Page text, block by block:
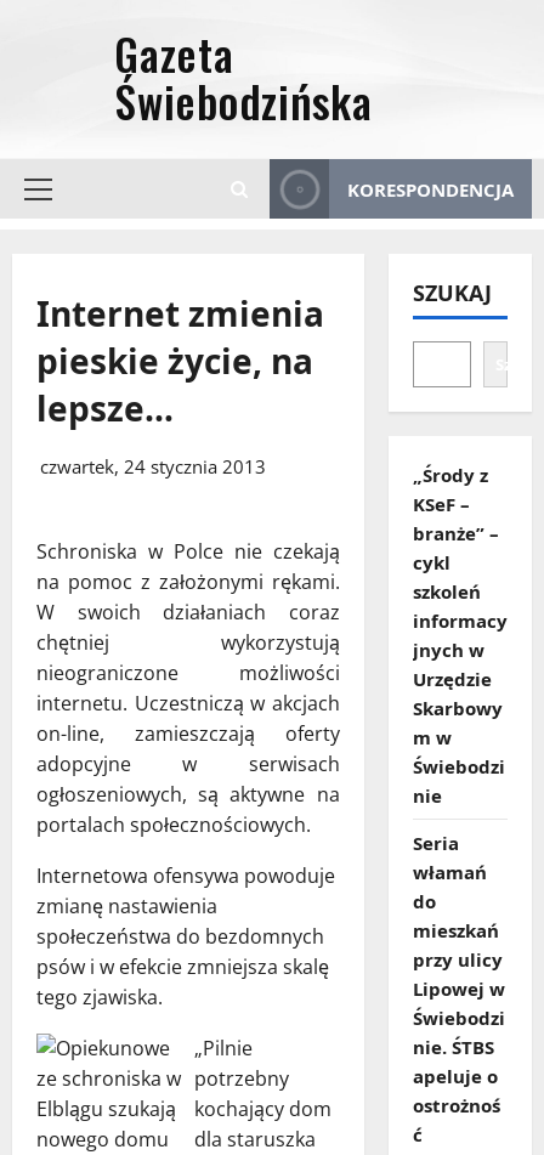
Menu
KORESPONDENCJA
Internet zmienia
pieskie życie, na
lepsze…
czwartek, 24 stycznia 2013
Schroniska w Polce nie czekają
na pomoc z założonymi rękami.
W swoich działaniach coraz
chętniej wykorzystują
nieograniczone możliwości
internetu. Uczestniczą w akcjach
on-line, zamieszczają oferty
adopcyjne w serwisach
ogłoszeniowych, są aktywne na
portalach społecznościowych.
Internetowa ofensywa powoduje
zmianę nastawienia
społeczeństwa do bezdomnych
psów i w efekcie zmniejsza skalę
tego zjawiska.
„Pilnie
potrzebny
kochający dom
dla staruszka
SZUKAJ
„Środy z
KSeF –
branże” –
cykl
szkoleń
informacy
jnych w
Urzędzie
Skarbowy
m w
Świebodzi
nie
Seria
włamań
do
mieszkań
przy ulicy
Lipowej w
Świebodzi
nie. ŚTBS
apeluje o
ostrożnoś
ć